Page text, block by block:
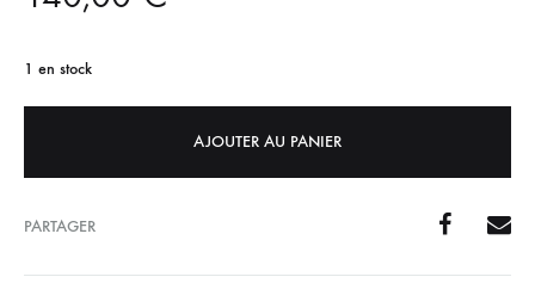
1 en stock
AJOUTER AU PANIER
PARTAGER